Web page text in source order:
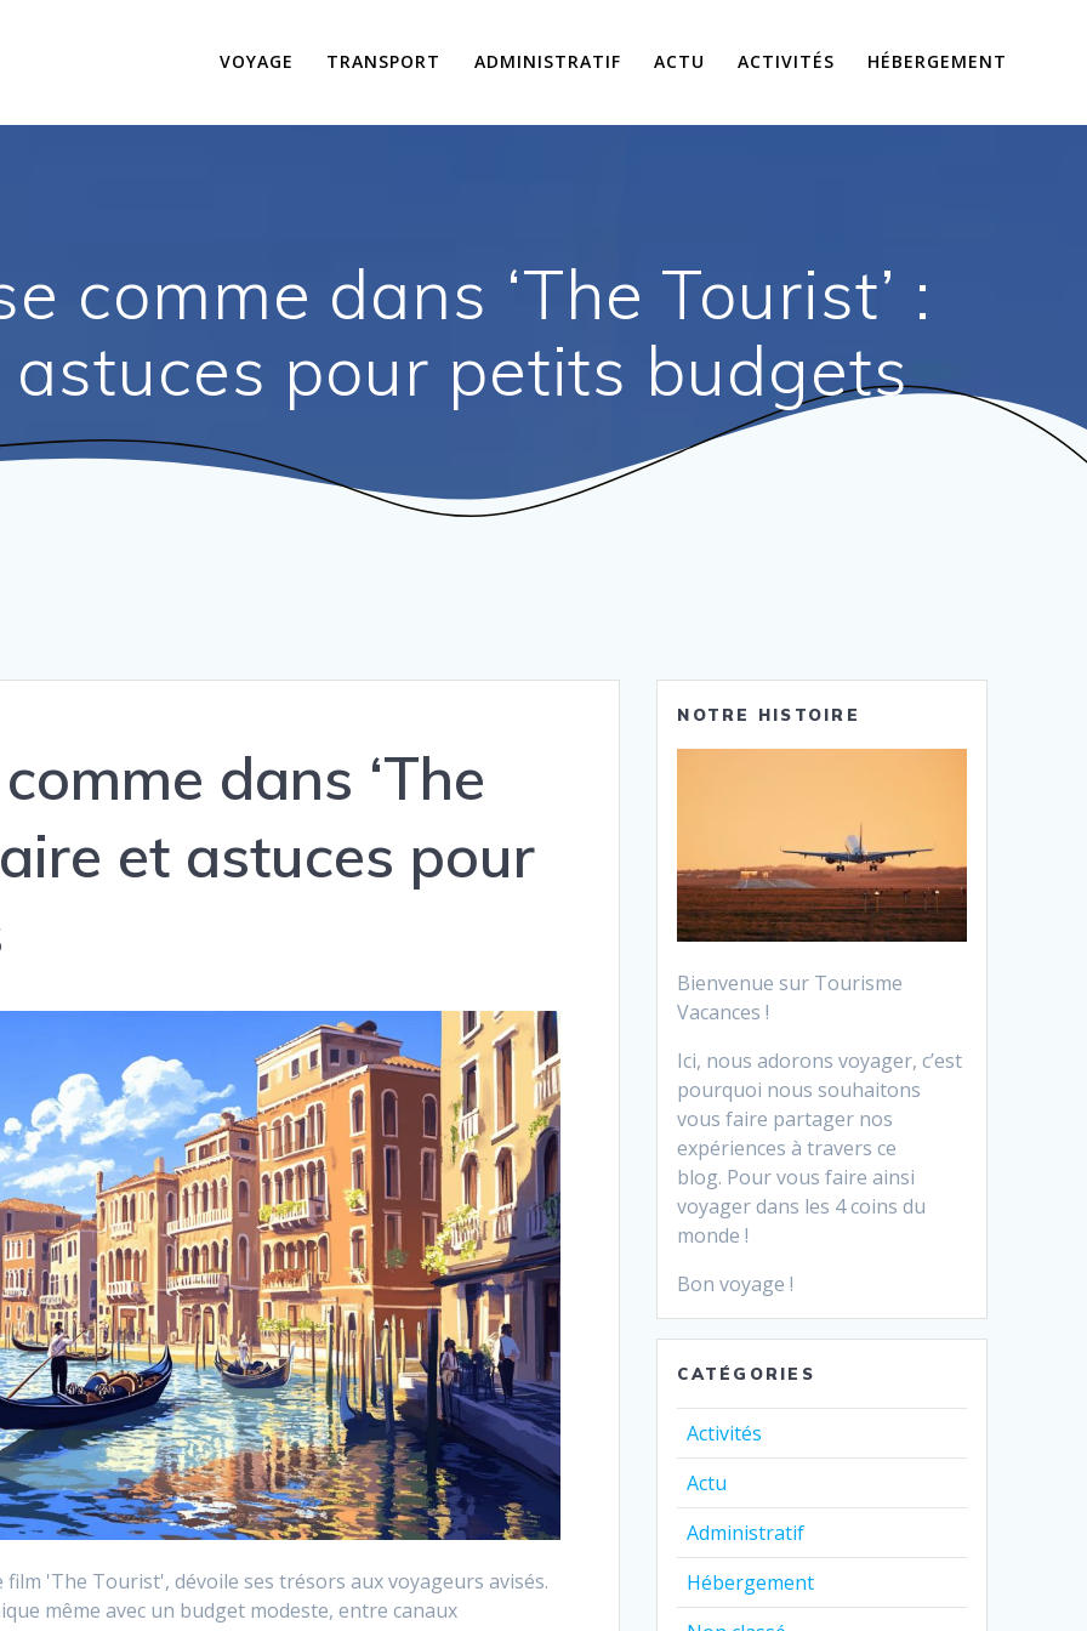
VOYAGE TRANSPORT ADMINISTRATIF ACTU ACTIVITÉS HÉBERGEMENT
comme dans ‘The Tourist’ :
pour petits budgets
dans ‘The
et astuces pour
'The Tourist', dévoile ses trésors aux voyageurs avisés.
même avec un budget modeste, entre canaux
NOTRE HISTOIRE
Bienvenue sur Tourisme
Vacances !
Ici, nous adorons voyager, c’est
pourquoi nous souhaitons
vous faire partager nos
expériences à travers ce
blog. Pour vous faire ainsi
voyager dans les 4 coins du
monde !
Bon voyage !
CATÉGORIES
Activités
Actu
Administratif
Hébergement